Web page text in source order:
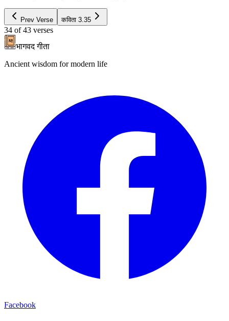
Prev Verse कविता 3.35
34 of 43 verses
भागवद गीता
Ancient wisdom for modern life
Facebook